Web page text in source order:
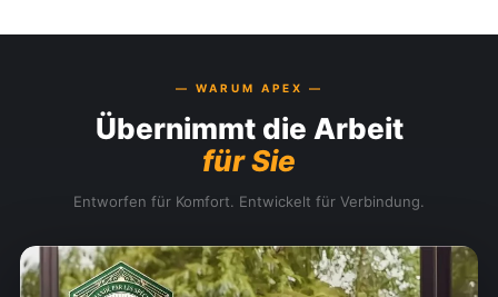
— WARUM APEX —
Übernimmt die Arbeit
für Sie
Entworfen für Komfort. Entwickelt für Verbindung.